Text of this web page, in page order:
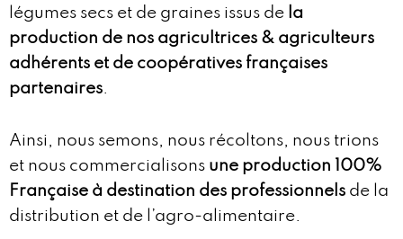
légumes secs et de graines issus de la
production de nos agricultrices & agriculteurs
adhérents et de coopératives françaises
partenaires.
Ainsi, nous semons, nous récoltons, nous trions
et nous commercialisons une production 100%
Française à destination des professionnels de la
distribution et de l’agro-alimentaire.